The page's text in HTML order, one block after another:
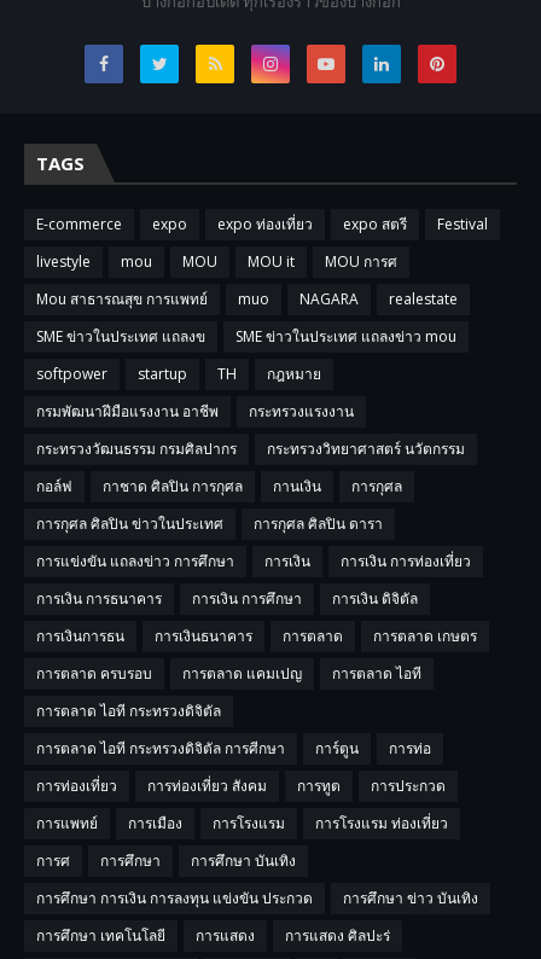
TAGS
E-commerce expo expo ท่องเที่ยว expo สตรี
Festival
livestyle
mou MOU MOU it
MOU การศ
Mou สาธารณสุข การแพทย์
muo NAGARA
realestate
SME ข่าวในประเทศ แถลงข
SME ข่าวในประเทศ แถลงข่าว mou
softpower
startup TH
กฎหมาย
กรมพัฒนาฝีมือแรงงาน อาชีพ
กระทรวงแรงงาน
กระทรวงวัฒนธรรม กรมศิลปากร
กระทรวงวิทยาศาสตร์ นวัตกรรม
กอล์ฟ
กาชาด ศิลปิน การกุศล กานเงิน
การกุศล
การกุศล ศิลปิน ข่าวในประเทศ
การกุศล ศิลปิน ดารา
การแข่งขัน แถลงข่าว การศึกษา
การเงิน
การเงิน การท่องเที่ยว
การเงิน การธนาคาร
การเงิน การศึกษา
การเงิน ดิจิตัล
การเงินการธน
การเงินธนาคาร การตลาด
การตลาด เกษตร
การตลาด ครบรอบ
การตลาด แคมเปญ
การตลาด ไอที
การตลาด ไอที กระทรวงดิจิตัล
การตลาด ไอที กระทรวงดิจิตัล การศีกษา
การ์ตูน
การท่อ
การท่องเที่ยว
การท่องเที่ยว สังคม การทูต
การประกวด
การแพทย์
การเมือง การโรงแรม
การโรงแรม ท่องเที่ยว
การศ
การศึกษา
การศึกษา บันเทิง
การศึกษา การเงิน การลงทุน แข่งขัน ประกวด
การศึกษา ข่าว บันเทิง
การศึกษา เทคโนโลยี
การแสดง
การแสดง ศิลปะร่